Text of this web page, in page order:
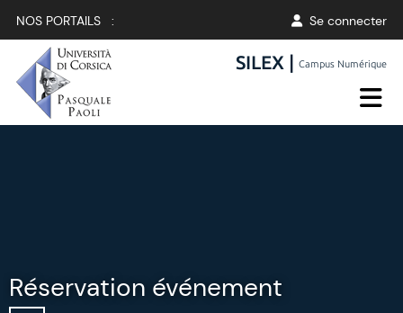
NOS PORTAILS : Se connecter
SILEX |Campus Numérique
Réservation événement